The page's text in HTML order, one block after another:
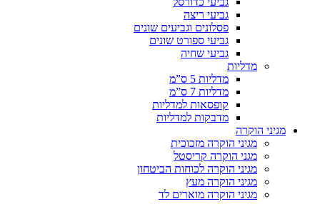
גביעי ריצה
פסלונים וגביעים שונים
גביעי ספורט שונים
גביעי שחיה
מדליות
מדליות 5 ס”מ
מדליות 7 ס”מ
קופסאות למדליות
מדבקות למדליות
מגיני הוקרה
מגיני הוקרה מזכוכית
מגני הוקרה קריסטל
מגיני הוקרה לכוחות הביטחון
מגיני הוקרה מעץ
מגיני הוקרה מוארים לד